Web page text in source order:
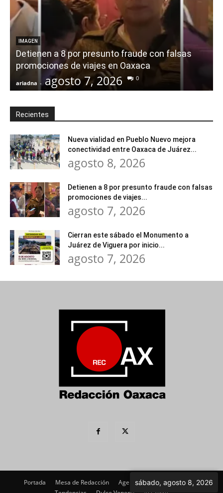
IMAGEN
Detienen a 8 por presunto fraude con falsas
promociones de viajes en Oaxaca
ariadna - agosto 7, 2026 0
Recientes
Nueva vialidad en Pueblo Nuevo mejora
conectividad entre Oaxaca de Juárez...
agosto 8, 2026
Detienen a 8 por presunto fraude con falsas
promociones de viajes...
agosto 7, 2026
Cierran este sábado el Monumento a
Juárez de Viguera por inicio...
agosto 7, 2026
Portada Mesa de Redacción Agenda Política
Imagen
sábado, agosto 8, 2026